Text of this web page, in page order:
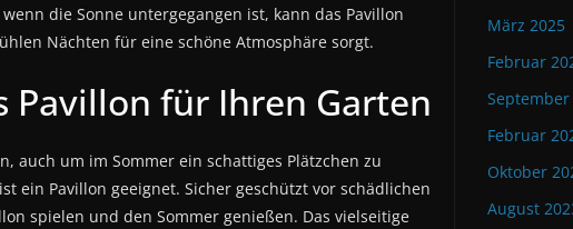
die Sonne untergegangen ist, kann das Pavillon
Nächten für eine schöne Atmosphäre sorgt.
für Ihren Garten
auch um im Sommer ein schattiges Plätzchen zu
ein Pavillon geeignet. Sicher geschützt vor schädlichen
spielen und den Sommer genießen. Das vielseitige
März 2025
Februar
September
Februar
Oktober
August